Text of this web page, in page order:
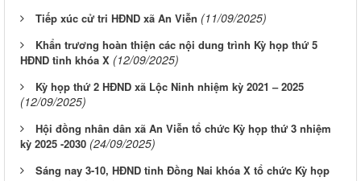
Tiếp xúc cử tri HĐND xã An Viễn (11/09/2025)
Khẩn trương hoàn thiện các nội dung trình Kỳ họp thứ 5
HĐND tỉnh khóa X (12/09/2025)
Kỳ họp thứ 2 HĐND xã Lộc Ninh nhiệm kỳ 2021 – 2025
(12/09/2025)
Hội đồng nhân dân xã An Viễn tổ chức Kỳ họp thứ 3 nhiệm
kỳ 2025 -2030 (24/09/2025)
Sáng nay 3-10, HĐND tỉnh Đồng Nai khóa X tổ chức Kỳ họp